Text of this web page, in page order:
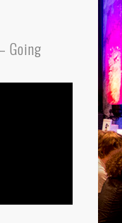
Going